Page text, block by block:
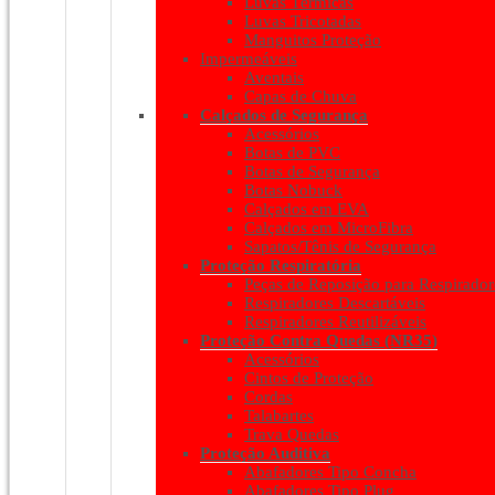
Luvas Tricotadas
Manguitos Proteção
Impermeáveis
Aventais
Capas de Chuva
Calçados de Segurança
Acessórios
Botas de PVC
Botas de Segurança
Botas Nobuck
Calçados em EVA
Calçados em MicroFibra
Sapatos/Tênis de Segurança
Proteção Respiratória
Peças de Reposição para
Respiradores Descartáveis
Respiradores Reutilizáveis
Proteção Contra Quedas (NR35)
Acessórios
Cintos de Proteção
Cordas
Talabartes
Trava Quedas
Proteção Auditiva
Abafadores Tipo Concha
Abafadores Tipo Plug